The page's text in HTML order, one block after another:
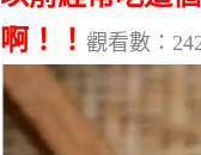
啊！！ 觀看數：